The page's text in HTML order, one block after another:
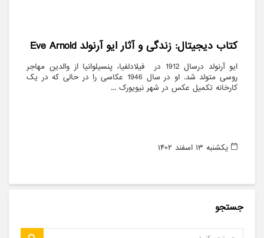
کتاب دیجیتال: زندگی و آثار ایو آرنولد Eve Arnold
ایو آرنولد درسال 1912 در فیلادلفیا، پنسیلوانیا از والدین مهاجر
روسی متولد شد. او در سال 1946 عکاسی را در حالی که در یک
کارخانه تکمیل عکس در شهر نیویورک ...
يکشنبه ۱۳ اسفند ۱۴۰۲
جستجو